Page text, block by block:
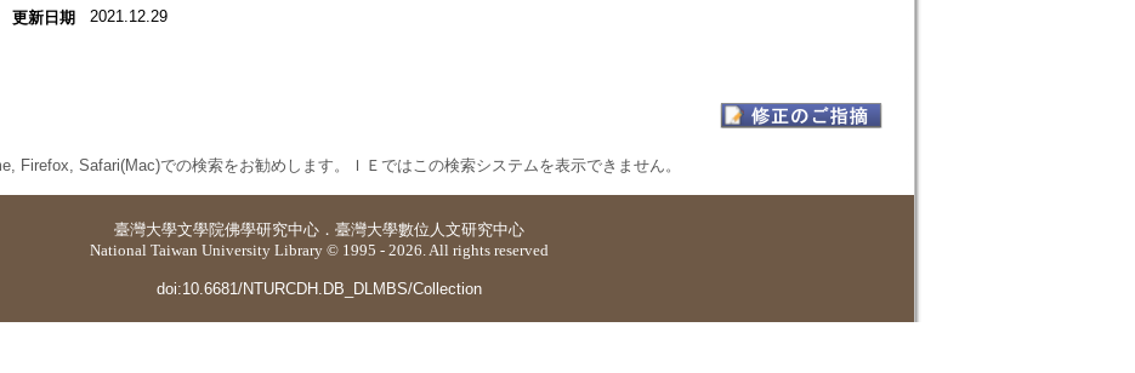
更新日期 2021.12.29
Firefox, Safari(Mac)での検索をお勧めします。ＩＥではこの検索システムを表示できません。
臺灣大學文學院佛學研究中心 ． 臺灣大學數位人文研究中心
National Taiwan University Library © 1995 - 2026. All rights reserved
doi:10.6681/NTURCDH.DB_DLMBS/Collection